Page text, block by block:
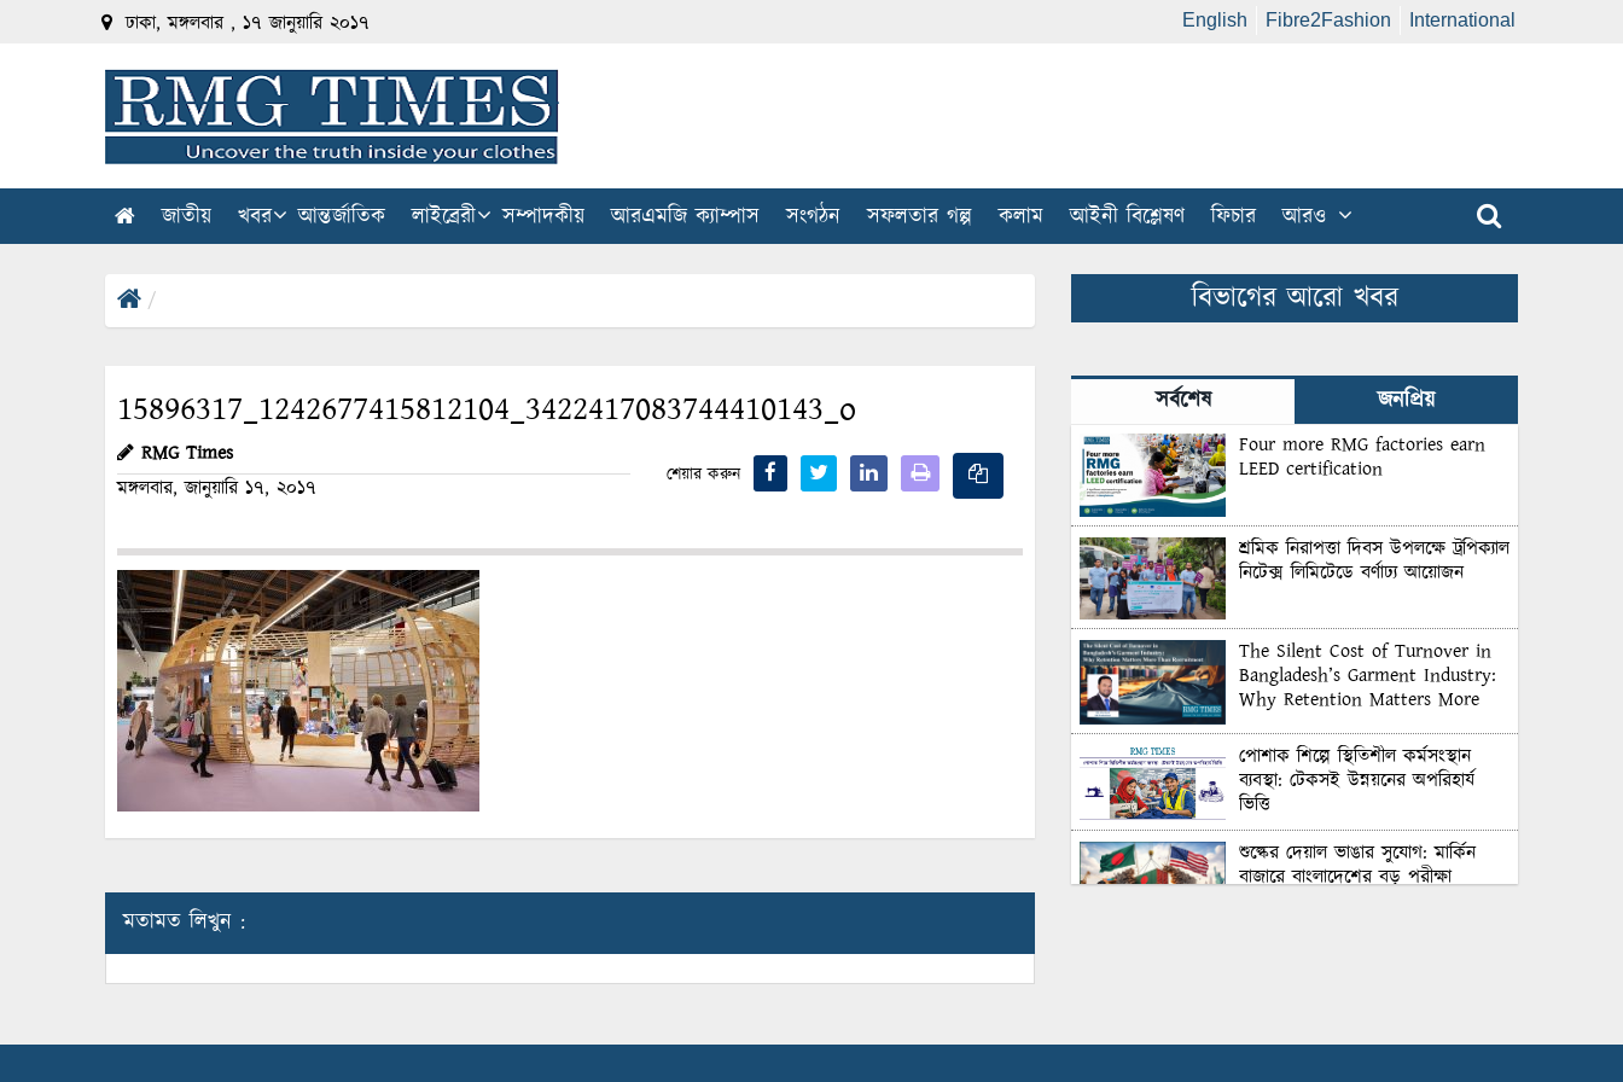
ঢাকা, মঙ্গলবার , ১৭ জানুয়ারি ২০১৭ English Fibre2Fashion International
জাতীয় খবর আন্তর্জাতিক লাইব্রেরী সম্পাদকীয় আরএমজি ক্যাম্পাস সংগঠন সফলতার গল্প কলাম আইনী বিশ্লেষণ ফিচার আরও
15896317_1242677415812104_3422417083744410143_o
RMG Times
মঙ্গলবার, জানুয়ারি ১৭, ২০১৭
শেয়ার করুন
মতামত লিখুন :
বিভাগের আরো খবর
সর্বশেষ জনপ্রিয়
Four more RMG factories earn
LEED certification
শ্রমিক নিরাপত্তা দিবস উপলক্ষে ট্রপিক্যাল
নিটেক্স লিমিটেডে বর্ণাঢ্য আয়োজন
The Silent Cost of Turnover in
Bangladesh’s Garment Industry:
Why Retention Matters More
পোশাক শিল্পে স্থিতিশীল কর্মসংস্থান
ব্যবস্থা: টেকসই উন্নয়নের অপরিহার্য
ভিত্তি
শুল্কের দেয়াল ভাঙার সুযোগ: মার্কিন
বাজারে বাংলাদেশের বড় পরীক্ষা